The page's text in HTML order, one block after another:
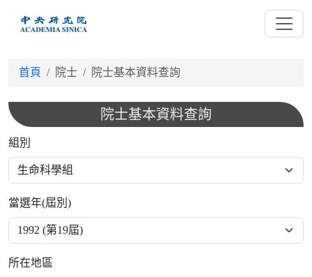
首頁 院士 院士基本資料查詢
院士基本資料查詢
組別
當選年(屆別)
所在地區